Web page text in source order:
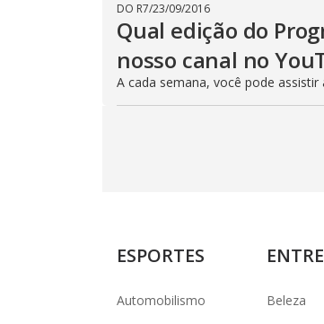
DO R7/23/09/2016
Qual edição do
nosso canal no
A cada semana, você pode
ESPORTES
Automobilismo
Beleza